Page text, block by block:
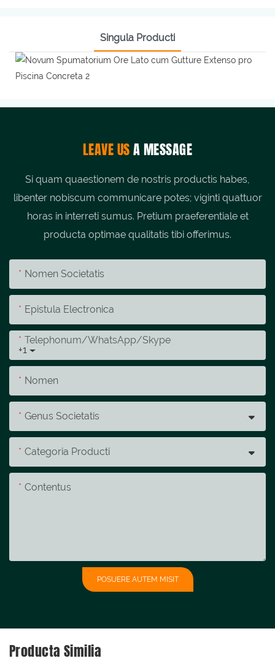
Singula Producti
LEAVE USA MESSAGE
Si quam quaestionem de nostris productis habes,
libenter nobiscum communicare potes; viginti quattuor
horas in interreti sumus. Pretium praeferentiale et
producta optimae qualitatis tibi offerimus.
Nomen Societatis
Epistula Electronica
+1
Telephonum/whatsApp/skype
Nomen
Genus Societatis
Categoria Producti
Contentus
POSUERE AUTEM MISIT
Producta Similia